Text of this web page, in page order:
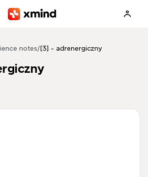
notes/ [3] - adrenergiczny